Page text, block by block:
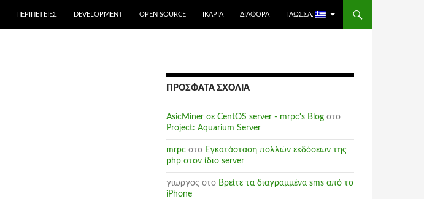
ΠΕΡΙΠΈΤΕΙΕΣ DEVELOPMENT OPEN SOURCE ΙΚΑΡΊΑ ΔΙΆΦΟΡΑ ΓΛΏΣΣΑ:
ΠΡΌΣΦΑΤΑ ΣΧΌΛΙΑ
AsicMiner σε CentOS server - mrpc's Blog στο
Project: Aquarium Server
mrpc στο Εγκατάσταση πολλών εκδόσεων της
php στον ίδιο server
γιωργος στο Βρείτε τα διαγραμμένα sms από το
iPhone